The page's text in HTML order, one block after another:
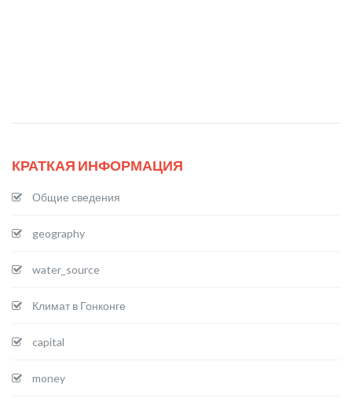
КРАТКАЯ ИНФОРМАЦИЯ
Общие сведения
geography
water_source
Климат в Гонконге
capital
money